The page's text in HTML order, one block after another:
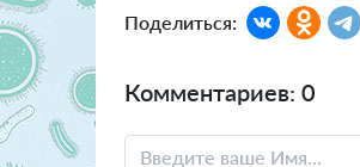
Поделиться:
Комментариев: 0